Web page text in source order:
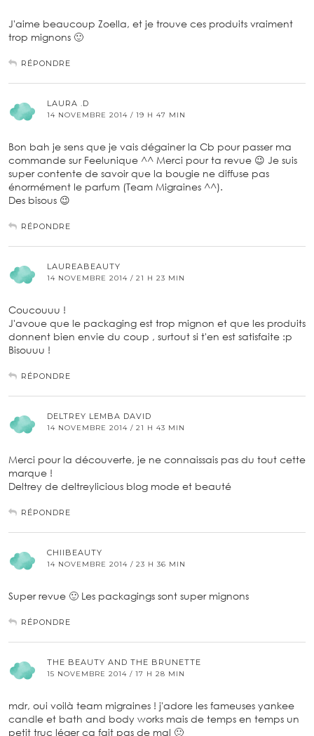
J'aime beaucoup Zoella, et je trouve ces produits vraiment
trop mignons 🙂
RÉPONDRE
LAURA .D
14 NOVEMBRE 2014 / 19 H 47 MIN
Bon bah je sens que je vais dégainer la Cb pour passer ma
commande sur Feelunique ^^ Merci pour ta revue 😉 Je suis
super contente de savoir que la bougie ne diffuse pas
énormément le parfum (Team Migraines ^^).
Des bisous 😉
RÉPONDRE
LAUREABEAUTY
14 NOVEMBRE 2014 / 21 H 23 MIN
Coucouuu !
J'avoue que le packaging est trop mignon et que les produits
donnent bien envie du coup , surtout si t'en est satisfaite :p
Bisouuu !
RÉPONDRE
DELTREY LEMBA DAVID
14 NOVEMBRE 2014 / 21 H 43 MIN
Merci pour la découverte, je ne connaissais pas du tout cette
marque !
Deltrey de deltreylicious blog mode et beauté
RÉPONDRE
CHIIBEAUTY
14 NOVEMBRE 2014 / 23 H 36 MIN
Super revue 🙂 Les packagings sont super mignons
RÉPONDRE
THE BEAUTY AND THE BRUNETTE
15 NOVEMBRE 2014 / 17 H 28 MIN
mdr, oui voilà team migraines ! j'adore les fameuses yankee
candle et bath and body works mais de temps en temps un
petit truc léger ça fait pas de mal 🙂